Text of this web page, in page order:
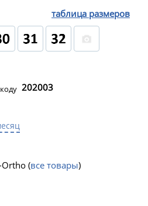
таблица размеров
202003
Ortho (все товары)